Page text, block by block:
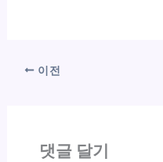
이전
댓글 달기